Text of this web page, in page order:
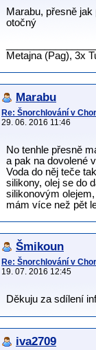
Marabu, přesně
otočný
Metajna (Pag), 3x
Marabu
Re: Šnorchlování v
29. 06. 2016 11:46
No tenhle přesně
a pak na dovolené
Voda do něj teče
silikony, olej se do
silikonovým
mám více než pět
Šmikoun
Re: Šnorchlování v
19. 07. 2016 12:45
Děkuju za sdílení
iva2709